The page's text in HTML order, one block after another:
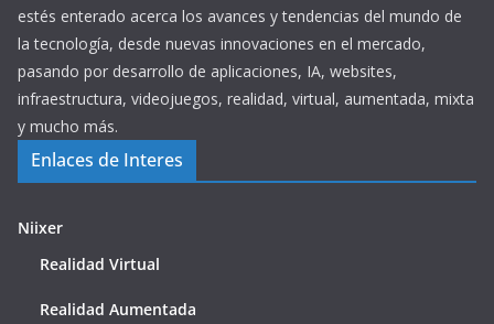
estés enterado acerca los avances y tendencias del mundo de
la tecnología, desde nuevas innovaciones en el mercado,
pasando por desarrollo de aplicaciones, IA, websites,
infraestructura, videojuegos, realidad, virtual, aumentada, mixta
y mucho más.
Enlaces de Interes
Niixer
Realidad Virtual
Realidad Aumentada